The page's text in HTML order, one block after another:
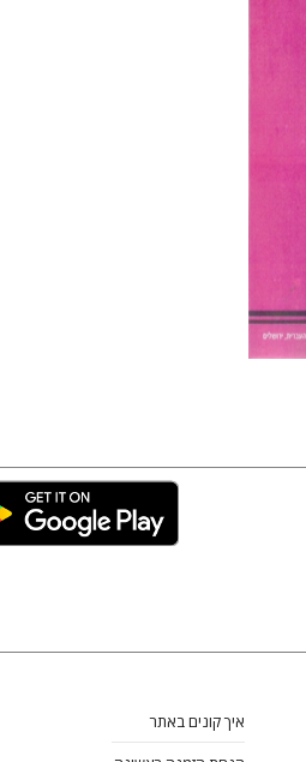
איך קונים באתר